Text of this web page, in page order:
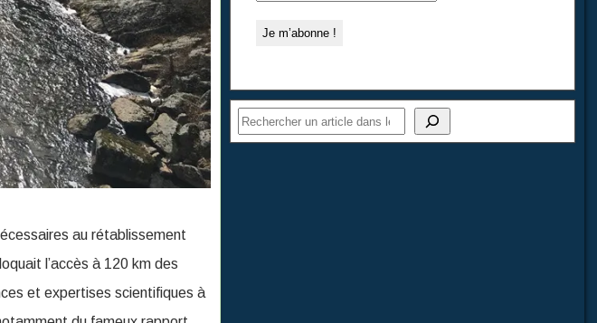
au rétablissement
l’accès à 120 km des
et expertises scientifiques à